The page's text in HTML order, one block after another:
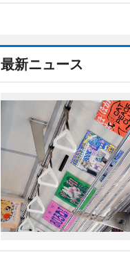
最新ニュース